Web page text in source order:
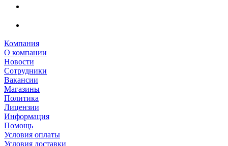
Компания
О компании
Новости
Сотрудники
Вакансии
Магазины
Политика
Лицензии
Информация
Помощь
Условия оплаты
Условия доставки